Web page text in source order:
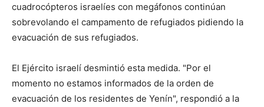
cuadrocópteros israelíes con megáfonos continúan
sobrevolando el campamento de refugiados pidiendo la
evacuación de sus refugiados.
El Ejército israelí desmintió esta medida. "Por el
momento no estamos informados de la orden de
evacuación de los residentes de Yenín", respondió a la